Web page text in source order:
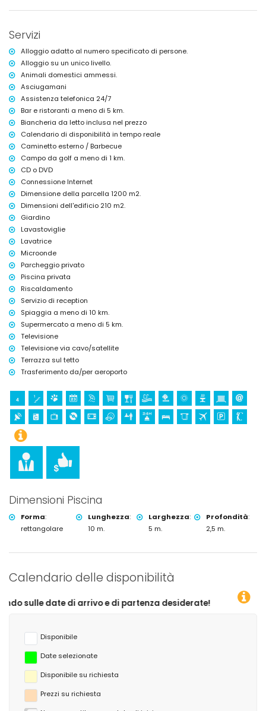
Servizi e strutture inclusi nel prezzo di affitto della villa
internet (WiFi)
aspirapolvere e ferro e asse da stiro
biancheria da letto e asciugamani
servizio di reception e servizio di emergenza 24 ore su 24
riscaldamento a pavimento
Servizi e strutture a pagamento extra
servizio aeroportuale
letto extra e lettini/culle per bambini (su richiesta)
Sport
golf (Golf Club Jávea) (entro 1000 metri dalla villa)
tennis e equitazione (entro 10 chilometri dalla villa)
Servizi
Alloggio adatto al numero specificato di persone.
Alloggio su un unico livello.
Animali domestici ammessi.
Asciugamani
Assistenza telefonica 24/7
Bar e ristoranti a meno di 5 km.
Biancheria da letto inclusa nel prezzo
Calendario di disponibilità in tempo reale
Caminetto esterno / Barbecue
Campo da golf a meno di 1 km.
CD o DVD
Connessione Internet
Dimensione della parcella 1200 m2.
Dimensioni dell'edificio 210 m2.
Giardino
Lavastoviglie
Lavatrice
Microonde
Parcheggio privato
Piscina privata
Riscaldamento
Servizio di reception
Spiaggia a meno di 10 km.
Supermercato a meno di 5 km.
Televisione
Televisione via cavo/satellite
Terrazza sul tetto
Trasferimento da/per aeroporto
Dimensioni Piscina
Forma:
rettangolare
Lunghezza:
10 m.
Larghezza:
5 m.
Profondità:
2,5 m.
Calendario delle disponibilità
e di partenza desiderate!
Disponibile
Date selezionate
Disponibile su richiesta
Prezzi su richiesta